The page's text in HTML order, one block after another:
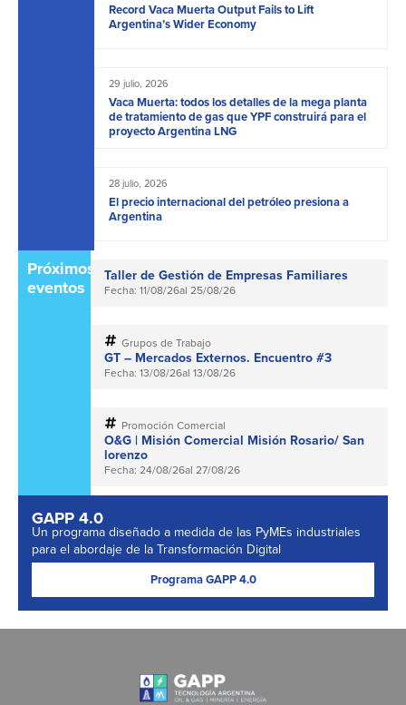
Record Vaca Muerta Output Fails to Lift
Argentina’s Wider Economy
29 julio, 2026
Vaca Muerta: todos los detalles de la mega planta
de tratamiento de gas que YPF construirá para el
proyecto Argentina LNG
28 julio, 2026
El precio internacional del petróleo presiona a
Argentina
Próximos
eventos
Taller de Gestión de Empresas Familiares
Fecha: 11/08/26al 25/08/26
Grupos de Trabajo
GT – Mercados Externos. Encuentro #3
Fecha: 13/08/26al 13/08/26
Promoción Comercial
O&G | Misión Comercial Misión Rosario/ San
lorenzo
Fecha: 24/08/26al 27/08/26
GAPP 4.0
Un programa diseñado a medida de las PyMEs industriales
para el abordaje de la Transformación Digital
Programa GAPP 4.0